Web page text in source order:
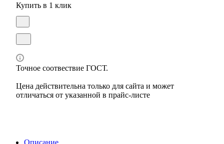
Купить в 1 клик
Точное соотвествие ГОСТ.
Цена действительна только для сайта и может
отличаться от указанной в прайс-листе
Описание